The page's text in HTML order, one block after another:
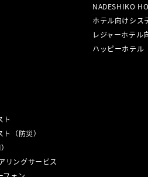
ト
（防災）
リングサービス
NADESHIKO
ホテル向けシス
レジャーホテル
ハッピーホテル